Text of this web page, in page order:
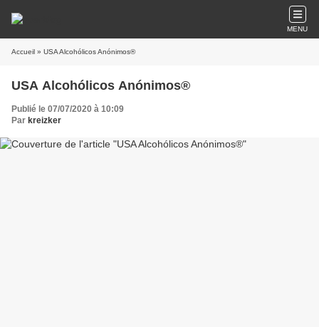
MENU
Accueil » USA Alcohólicos Anónimos®
USA Alcohólicos Anónimos®
Publié le 07/07/2020 à 10:09
Par kreizker